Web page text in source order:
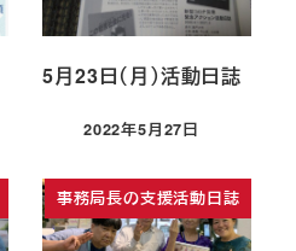
5月23日（月）活動日誌
投稿日
2022年5月27日
事務局長の支援活動日誌